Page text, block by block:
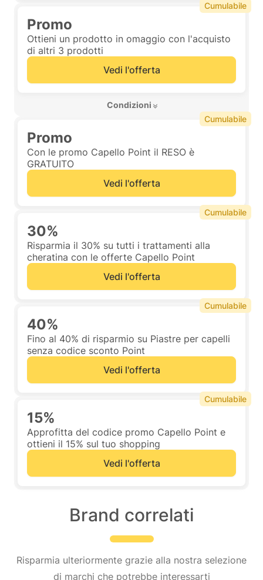
Promo
Ottieni un prodotto in omaggio con l'acquisto
di altri 3 prodotti
Vedi l'offerta
Condizioni
Cumulabile
Promo
Con le promo Capello Point il RESO è
GRATUITO
Vedi l'offerta
Cumulabile
30%
Risparmia il 30% su tutti i trattamenti alla
cheratina con le offerte Capello Point
Vedi l'offerta
Cumulabile
40%
Fino al 40% di risparmio su Piastre per capelli
senza codice sconto Point
Vedi l'offerta
Cumulabile
15%
Approfitta del codice promo Capello Point e
ottieni il 15% sul tuo shopping
Vedi l'offerta
Cumulabile
Brand correlati
Risparmia ulteriormente grazie alla nostra selezione
di marchi che potrebbe interessarti